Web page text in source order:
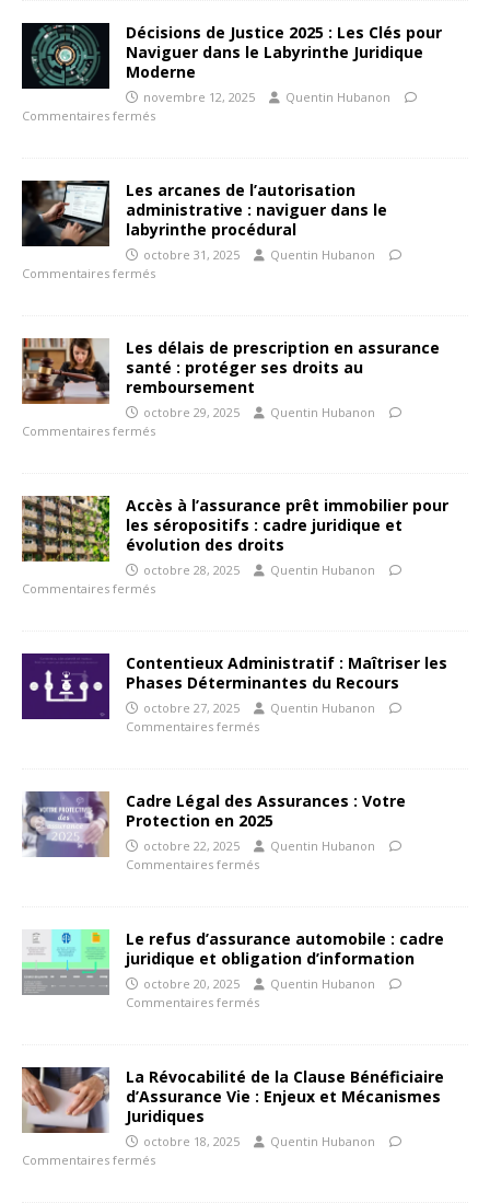
Décisions de Justice 2025 : Les Clés pour
Naviguer dans le Labyrinthe Juridique
Moderne
novembre 12, 2025
Quentin Hubanon
Commentaires fermés
Les arcanes de l’autorisation
administrative : naviguer dans le
labyrinthe procédural
octobre 31, 2025
Quentin Hubanon
Commentaires fermés
Les délais de prescription en assurance
santé : protéger ses droits au
remboursement
octobre 29, 2025
Quentin Hubanon
Commentaires fermés
Accès à l’assurance prêt immobilier pour
les séropositifs : cadre juridique et
évolution des droits
octobre 28, 2025
Quentin Hubanon
Commentaires fermés
Contentieux Administratif : Maîtriser les
Phases Déterminantes du Recours
octobre 27, 2025
Quentin Hubanon
Commentaires fermés
Cadre Légal des Assurances : Votre
Protection en 2025
octobre 22, 2025
Quentin Hubanon
Commentaires fermés
Le refus d’assurance automobile : cadre
juridique et obligation d’information
octobre 20, 2025
Quentin Hubanon
Commentaires fermés
La Révocabilité de la Clause Bénéficiaire
d’Assurance Vie : Enjeux et Mécanismes
Juridiques
octobre 18, 2025
Quentin Hubanon
Commentaires fermés